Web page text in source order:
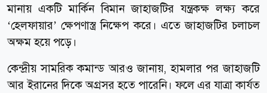
মানায় একটি মার্কিন বিমান জাহাজটির যন্ত্রকক্ষ লক্ষ্য করে
‘হেলফায়ার’ ক্ষেপণাস্ত্র নিক্ষেপ করে। এতে জাহাজটির চলাচল
অক্ষম হয়ে পড়ে।
কেন্দ্রীয় সামরিক কমান্ড আরও জানায়, হামলার পর জাহাজটি
আর ইরানের দিকে অগ্রসর হতে পারেনি। ফলে এর যাত্রা কার্যত